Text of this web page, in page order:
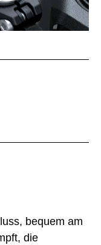
bequem am
die